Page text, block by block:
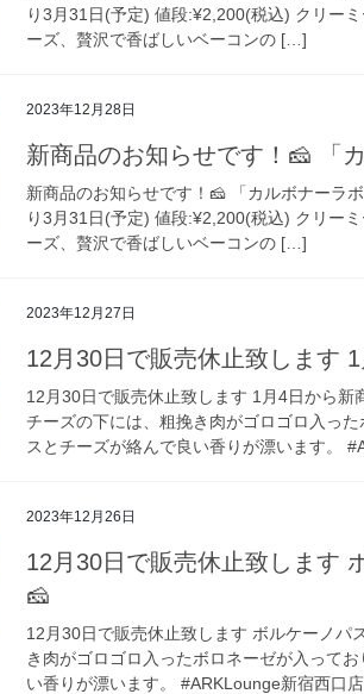
り3月31日(予定) 値段:¥2,200(税込) クリー
ーズ、贅沢で香ばしいベーコンの […]
2023年12月28日
新商品のお知らせです！🧀 「
新商品のお知らせです！🧀 「カルボナーラ
り3月31日(予定) 値段:¥2,200(税込) クリー
ーズ、贅沢で香ばしいベーコンの […]
2023年12月27日
12月30日で販売休止致します
12月30日で販売休止致します 1月4日から
チーズの下には、粗挽き肉がゴロゴロ入っ
スとチーズが絡んで良い香りが漂います。
2023年12月26日
12月30日で販売休止致します
🧀
12月30日で販売休止致します ボルケーノ
き肉がゴロゴロ入ったボロネーゼが入って
い香りが漂います。 #ARKLounge新宿西口